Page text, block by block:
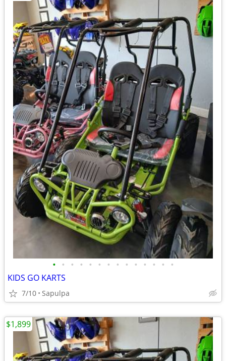
• • • • • • • • • • • • • •
KIDS GO KARTS
7/10 Sapulpa
$1,899